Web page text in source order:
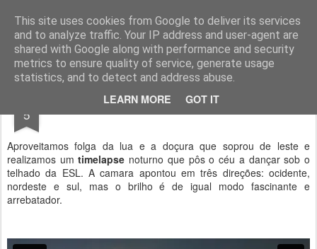
This site uses cookies from Google to deliver its services
and to analyze traffic. Your IP address and user-agent are
shared with Google along with performance and security
metrics to ensure quality of service, generate usage
statistics, and to detect and address abuse.
LEARN MORE GOT IT
Geopalavras
canal800 clique ZapCanal
5 Os céus de maio.
Aproveitamos folga da lua e a doçura que soprou de leste e
realizamos umtimelapse noturno que pôs o céu a dançar sob o
telhado da ESL. A camara apontou em três direções: ocidente,
nordeste e sul, mas o brilho é de igual modo fascinante e
arrebatador.